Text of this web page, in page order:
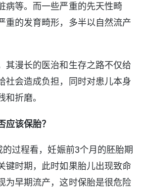
病等。而一些严重的先天性畸
重的发育畸形，多半以自然流产
漫长的医治和生存之路不仅给
社会造成负担，同时对患儿本身
和折磨。
应该保胎？
程看，妊娠前3个月的胚胎期
键时期，此时如果胎儿出现致命
为早期流产，这时保胎是很危险